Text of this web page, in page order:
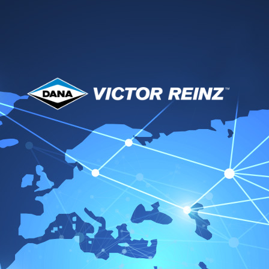
Packaging Recycling
Information
Nueva Directiva de la UE sobre envases:
trabajando juntos por la protección del medio
ambiente
Con la nueva Directiva sobre envases, que se
aplica en toda Europa, Victor Reinz® está
aplicando de forma coherente los requisitos
actualizados en materia de reciclaje. Nuestro